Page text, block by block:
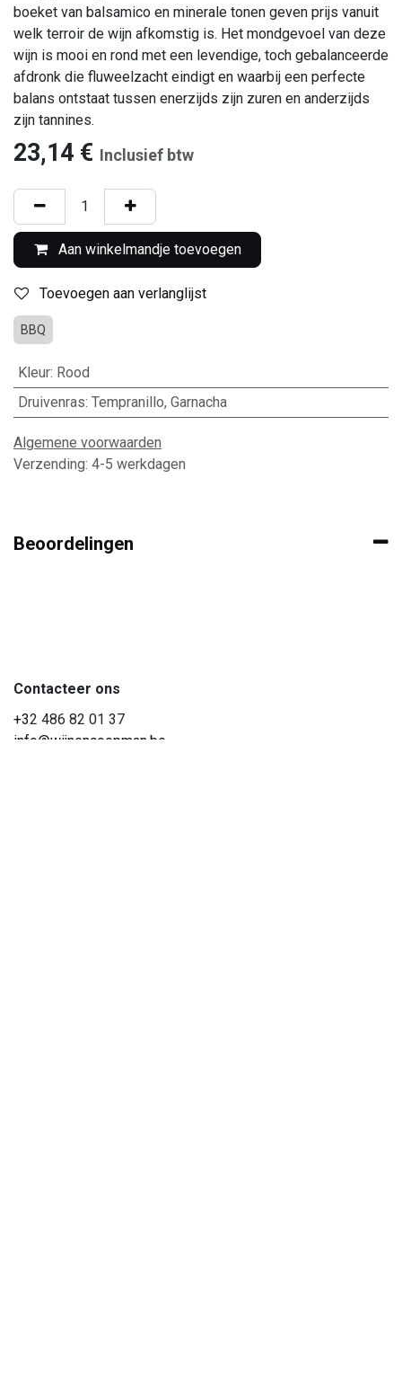
boeket van balsamico en minerale tonen geven prijs vanuit
welk terroir de wijn afkomstig is. Het mondgevoel van deze
wijn is mooi en rond met een levendige, toch gebalanceerde
afdronk die fluweelzacht eindigt en waarbij een perfecte
balans ontstaat tussen enerzijds zijn zuren en anderzijds
zijn tannines.
23,14 € Inclusief btw
Aan winkelmandje toevoegen
Toevoegen aan verlanglijst
BBQ
Kleur: Rood
Druivenras: Tempranillo, Garnacha
Algemene voorwaarden
Verzending: 4-5 werkdagen
Beoordelingen
Contacteer ons
+32 486 82 01 37
info@wijnencoopman.be